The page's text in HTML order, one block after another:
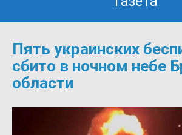
Пять украинских
сбито в ночном небе
области